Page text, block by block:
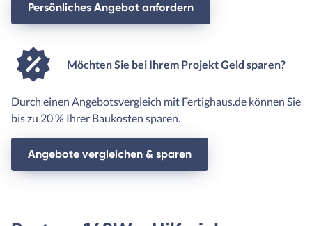
Persönliches Angebot anfordern
Möchten Sie bei Ihrem Projekt Geld sparen?
Durch einen Angebotsvergleich mit Fertighaus.de können Sie
bis zu 20 % Ihrer Baukosten sparen.
Angebote vergleichen & sparen